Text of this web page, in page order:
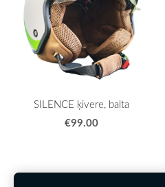
SILENCE ķivere, balta
€99.00